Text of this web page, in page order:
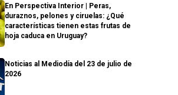
En Perspectiva Interior | Peras,
duraznos, pelones y ciruelas: ¿Qué
características tienen estas frutas de
hoja caduca en Uruguay?
Noticias al Mediodía del 23 de julio de
2026